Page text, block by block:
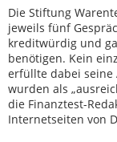
Die Stiftung
jeweils fünf
kreditwürdig und
benötigen. Kein
erfüllte dabei seine
wurden als
die Finanztest-
Internetseiten von